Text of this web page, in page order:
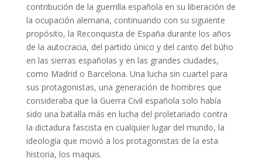
contribución de la guerrilla española en su liberación de
la ocupación alemana, continuando con su siguiente
propósito, la Reconquista de España durante los años
de la autocracia, del partido único y del canto del búho
en las sierras españolas y en las grandes ciudades,
como Madrid o Barcelona. Una lucha sin cuartel para
sus protagonistas, una generación de hombres que
consideraba que la Guerra Civil española solo había
sido una batalla más en lucha del proletariado contra
la dictadura fascista en cualquier lugar del mundo, la
ideología que movió a los protagonistas de la esta
historia, los maquis.